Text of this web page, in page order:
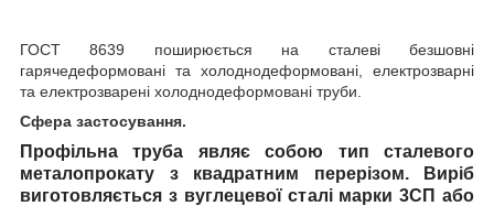
ГОСТ 8639 поширюється на сталеві безшовні
гарячедеформовані та холоднодеформовані, електрозварні
та електрозварені холоднодеформовані труби.
Сфера застосування.
Профільна труба являє собою тип сталевого
металопрокату з квадратним перерізом. Виріб
виготовляється з вуглецевої сталі марки 3СП або